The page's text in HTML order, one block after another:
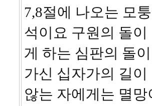
7,8절에 나오는 모
석이요 구원의 돌
게 하는 심판의 돌
가신 십자가의 길
않는 자에게는 멸